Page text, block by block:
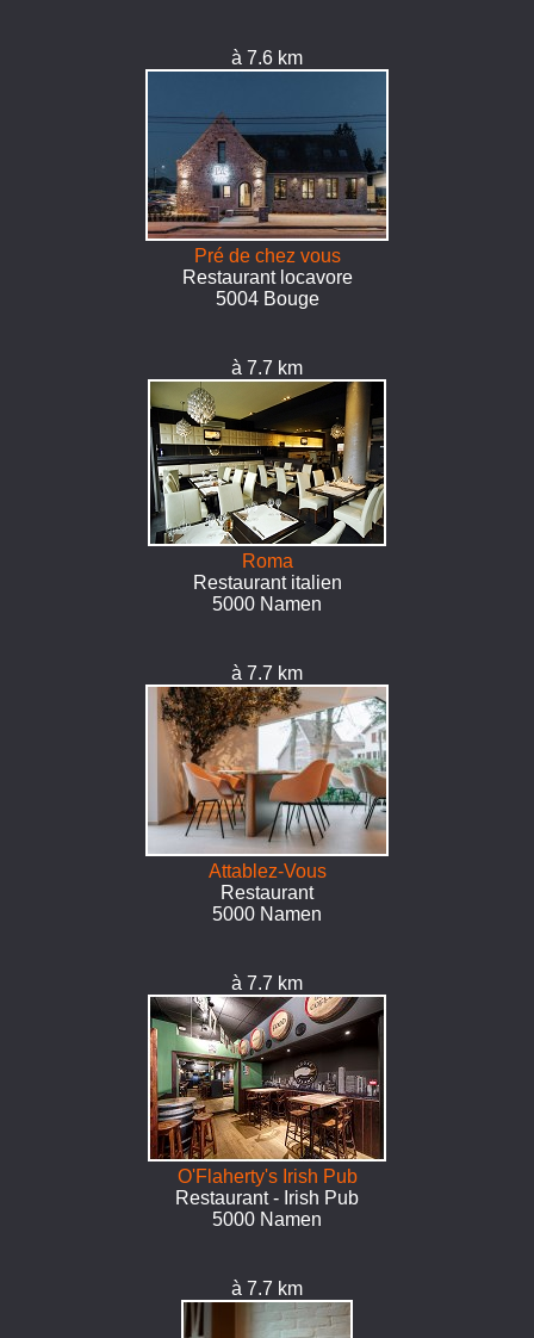
à 7.6 km
Pré de chez vous
Restaurant locavore
5004 Bouge
à 7.7 km
Roma
Restaurant italien
5000 Namen
à 7.7 km
Attablez-Vous
Restaurant
5000 Namen
à 7.7 km
O'Flaherty's Irish Pub
Restaurant - Irish Pub
5000 Namen
à 7.7 km